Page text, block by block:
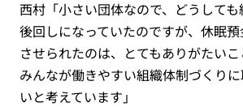
西村「小さい団体なので、どうして
後回しになっていたのですが、休眠
させられたのは、とてもありがたい
みんなが働きやすい組織体制づくり
いと考えています」